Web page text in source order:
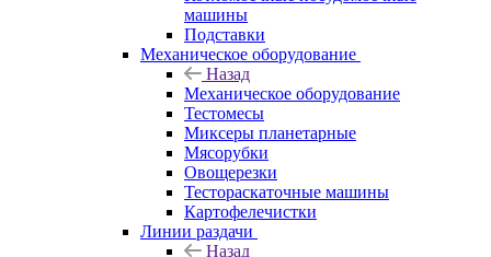
машины
Подставки
Механическое оборудование
Назад
Механическое оборудование
Тестомесы
Миксеры планетарные
Мясорубки
Овощерезки
Тестораскаточные машины
Картофелечистки
Линии раздачи
Назад